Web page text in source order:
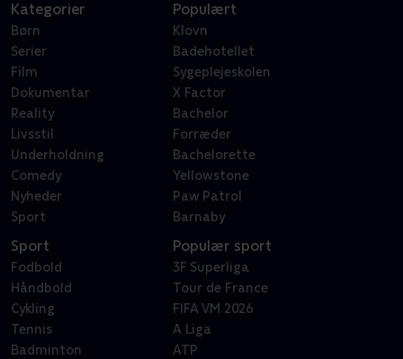
Kategorier
Børn
Serier
Film
Dokumentar
Reality
Livsstil
Underholdning
Comedy
Nyheder
Sport
Populært
Klovn
Badehotellet
Sygeplejeskolen
X Factor
Bachelor
Forræder
Bachelorette
Yellowstone
Paw Patrol
Barnaby
Sport
Fodbold
Håndbold
Cykling
Tennis
Badminton
Populær sport
3F Superliga
Tour de France
FIFA VM 2026
A Liga
ATP